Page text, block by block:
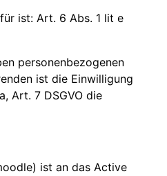
ist: Art. 6 Abs. 1 lit e
personenbezogenen
ist die Einwilligung
Art. 7 DSGVO die
ist an das Active